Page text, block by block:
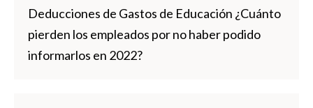
Deducciones de Gastos de Educación ¿Cuánto
pierden los empleados por no haber podido
informarlos en 2022?